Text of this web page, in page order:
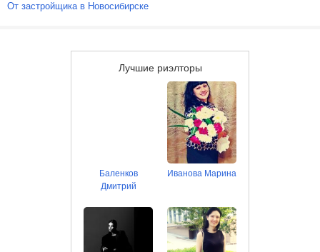
От застройщика в Новосибирске
Лучшие риэлторы
Баленков
Дмитрий
Иванова Марина